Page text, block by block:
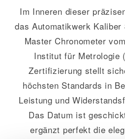
Im Inneren dieser
das Automatikwerk
Master Chronometer
Institut für Metrologie
Zertifizierung stellt
höchsten Standards in
Leistung und
Das Datum ist
ergänzt perfekt die